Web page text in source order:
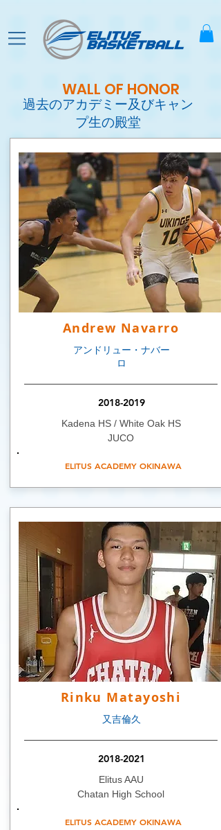
WALL OF HONOR
過去のアカデミー及びキャン
プ生の殿堂
Andrew Navarro
アンドリュー・ナバー
ロ
2018-2019
Kadena HS / White Oak HS
JUCO
ELITUS ACADEMY OKINAWA
Rinku Matayoshi
又吉倫久
2018-2021
Elitus AAU
Chatan High School
ELITUS ACADEMY OKINAWA